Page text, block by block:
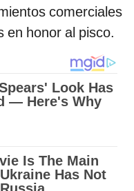
comerciales
en honor al pisco.